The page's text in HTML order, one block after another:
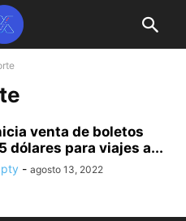
venta de boletos
dólares para viajes a...
- agosto 13, 2022